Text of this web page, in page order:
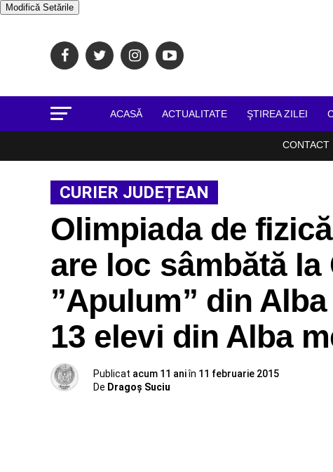
Modifică Setările
ACASĂ ACTUALITATE ŞTIREA ZILEI
CONTACT
CURIER JUDEȚEAN
Olimpiada de
are loc sâmbătă
”Apulum” din
13 elevi din Alba
Publicat acum 11 aniîn 11 februarie 2015
De Dragoş Suciu